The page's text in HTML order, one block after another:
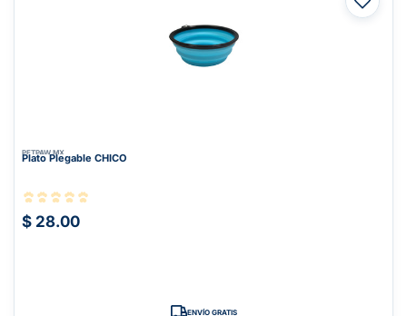
PETPAW.MX
Plato Plegable CHICO
$ 28.00
ENVÍO GRATIS